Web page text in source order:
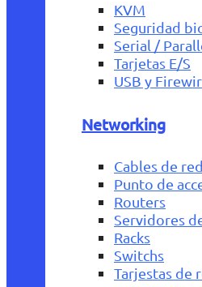
KVM
Seguridad
Serial /
Tarjetas E/S
USB y
Networking
Cables de red
Punto de
Routers
Servidores
Racks
Switchs
Tarjestas de